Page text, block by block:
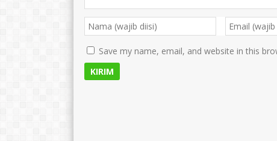
Save my name, email, and website in this